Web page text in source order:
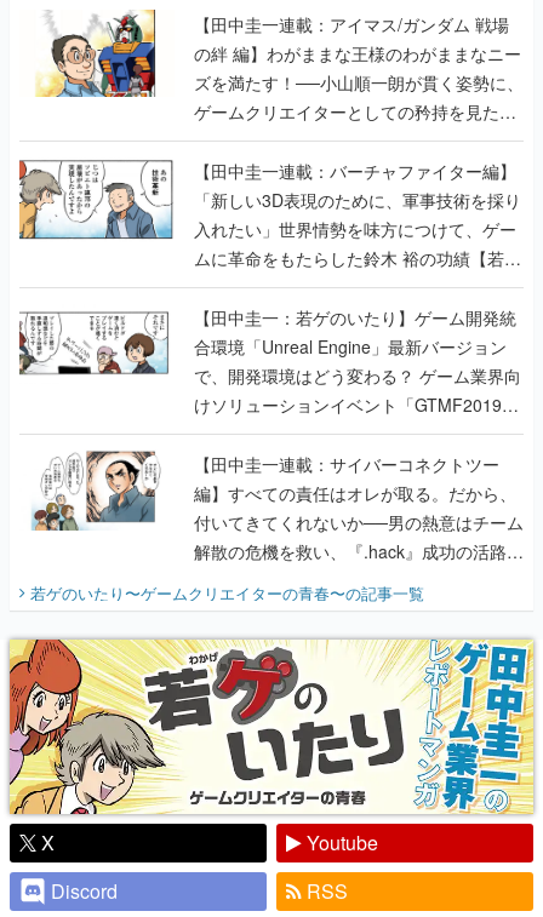
【田中圭一連載：アイマス/ガンダム 戦場
の絆 編】わがままな王様のわがままなニー
ズを満たす！──小山順一朗が貫く姿勢に、
ゲームクリエイターとしての矜持を見た
【若ゲのいたり最終回】
【田中圭一連載：バーチャファイター編】
「新しい3D表現のために、軍事技術を採り
入れたい」世界情勢を味方につけて、ゲー
ムに革命をもたらした鈴木 裕の功績【若ゲ
のいたり】
【田中圭一：若ゲのいたり】ゲーム開発統
合環境「Unreal Engine」最新バージョン
で、開発環境はどう変わる？ ゲーム業界向
けソリューションイベント「GTMF2019」
に行って、より理解を深めよう【PR】
【田中圭一連載：サイバーコネクトツー
編】すべての責任はオレが取る。だから、
付いてきてくれないか──男の熱意はチーム
解散の危機を救い、『.hack』成功の活路を
『少年ジャンプ』色だった【若ゲのいた
り】
若ゲのいたり〜ゲームクリエイターの青春〜の記事一覧
X
Youtube
Discord
RSS